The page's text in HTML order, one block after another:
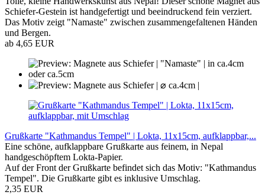
Schiefer-Gestein ist handgefertigt und beeindruckend fein verziert.
Das Motiv zeigt "Namaste" zwischen zusammengefaltenen Händen
und Bergen.
ab 4,65 EUR
Grußkarte "Kathmandus Tempel" | Lokta, 11x15cm, aufklappbar,...
Eine schöne, aufklappbare Grußkarte aus feinem, in Nepal
handgeschöpftem Lokta-Papier.
Auf der Front der Grußkarte befindet sich das Motiv: "Kathmandus
Tempel". Die Grußkarte gibt es inklusive Umschlag.
2,35 EUR